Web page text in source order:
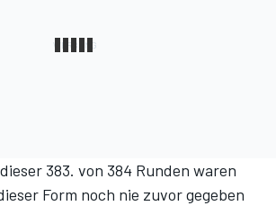
383. von 384 Runden waren
Form noch nie zuvor gegeben